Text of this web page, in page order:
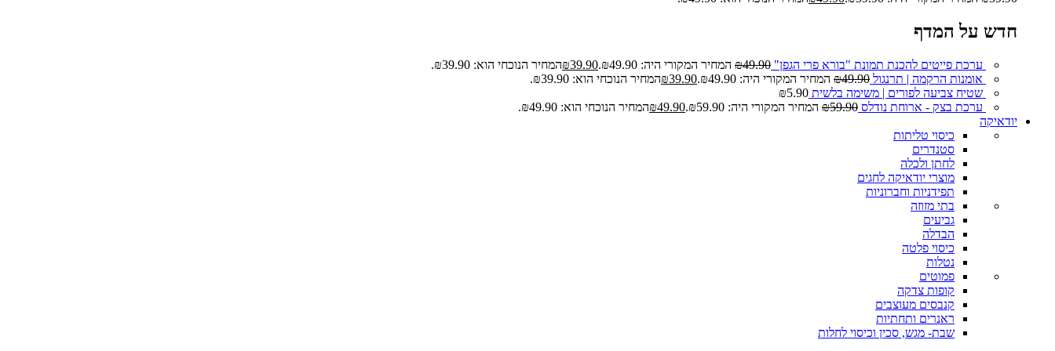
חדש על המדף
ערכת פייטים להכנת תמונת "בורא פרי הגפן" ₪49.90 המחיר המקורי היה: ₪49.90. ₪39.90
המחיר הנוכחי הוא: ₪39.90.
אומנות הרקמה | תרנגול
₪49.90 המחיר המקורי היה: ₪49.90. ₪39.90
המחיר הנוכחי הוא: ₪39.90.
שטיח צביעה לפורים | משימה בלשית
₪5.90
ערכת בצק - ארוחת נודלס
₪59.90 המחיר המקורי היה: ₪59.90. ₪49.90
המחיר הנוכחי הוא: ₪49.90.
יודאיקה
כיסוי טליתות
סטנדרים
לחתן ולכלה
מוצרי יודאיקה לחגים
תפידניות וחברוניות
בתי מזוזה
גביעים
הבדלה
כיסוי פלטה
נטלות
פמוטים
קופות צדקה
קנבסים מעוצבים
ראנרים ותחתיות
שבת- מגש, סכין וכיסוי לחלות